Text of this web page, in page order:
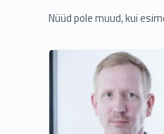
Nüüd pole muud, kui